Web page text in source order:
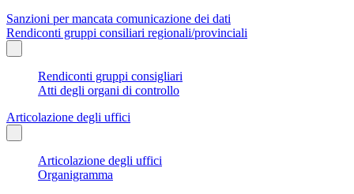
Sanzioni per mancata comunicazione dei dati
Rendiconti gruppi consiliari regionali/provinciali
Rendiconti gruppi consigliari
Atti degli organi di controllo
Articolazione degli uffici
Articolazione degli uffici
Organigramma